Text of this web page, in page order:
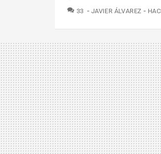
33 COMENTARIOS
JAVIER ÁLVAREZ